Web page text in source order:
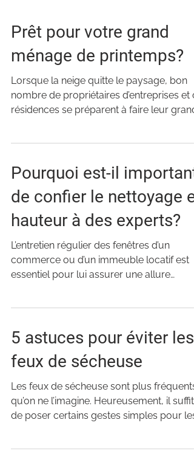
Prêt pour votre grand
ménage de printemps?
Lorsque la neige quitte le paysage, bon
nombre de propriétaires d’entreprises et
résidences se préparent à faire leur grand
Pourquoi est-il important
de confier le nettoyage
hauteur à des experts?
L’entretien régulier des fenêtres d’un
commerce ou d’un immeuble locatif est
essentiel pour lui assurer une allure
5 astuces pour éviter les
feux de sécheuse
Les feux de sécheuse sont plus fréquents
qu’on ne l’imagine. Heureusement, il suffit
de poser certains gestes simples pour les